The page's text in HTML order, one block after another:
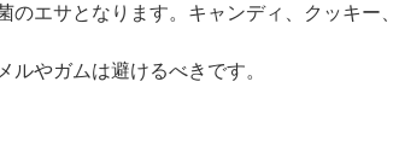
のエサとなります。キャンディ、クッキ
やガムは避けるべきです。